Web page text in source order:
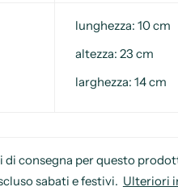
lunghezza: 10 cm
altezza: 23 cm
larghezza: 14 cm
consegna per questo
sabati e festivi. Ulteriori